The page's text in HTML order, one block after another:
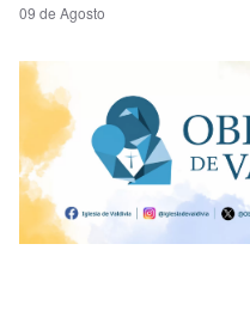
09 de Agosto